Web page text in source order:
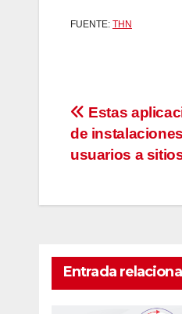
FUENTE: THN
de
Estas
de
usuarios a
Entrada